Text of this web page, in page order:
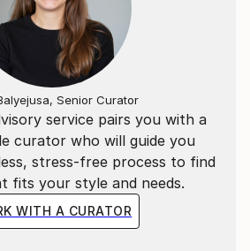
quello che è.
agli occhi".
quello che ci circonda, ci
un mondo "surrogato";
vedere quello che non ci sarà più.
service pairs you with a
curator who will guide you
stress-free process to find
fits your style and needs.
WITH A CURATOR
Senior Curator